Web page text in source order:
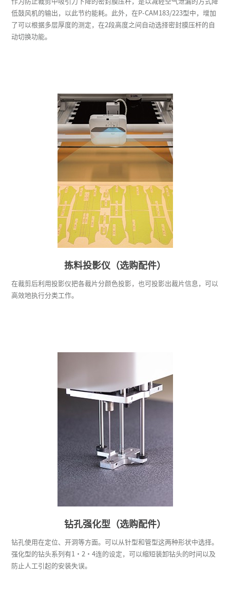
低鼓风机的输出，以此节约能耗。此外，在P-CAM183/223型中，增加
了可以根据多层厚度的测定，在2段高度之间自动选择密封膜压杆的自
动切换功能。
拣料投影仪（选购配件）
在裁剪后利用投影仪把各裁片分颜色投影，也可投影出裁片信息，可以
高效地执行分类工作。
钻孔强化型（选购配件）
钻孔使用在定位、开洞等方面。可以从针型和管型这两种形状中选择。
强化型的钻头系列有1・2・4连的设定，可以缩短装卸钻头的时间以及
防止人工引起的安装失误。